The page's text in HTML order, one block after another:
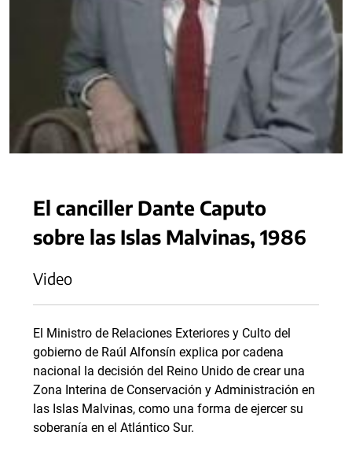
El canciller Dante Caputo
sobre las Islas Malvinas, 1986
Video
El Ministro de Relaciones Exteriores y Culto del
gobierno de Raúl Alfonsín explica por cadena
nacional la decisión del Reino Unido de crear una
Zona Interina de Conservación y Administración en
las Islas Malvinas, como una forma de ejercer su
soberanía en el Atlántico Sur.